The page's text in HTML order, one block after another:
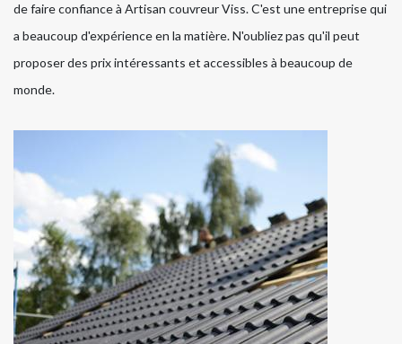
de faire confiance à Artisan couvreur Viss. C'est une entreprise qui
a beaucoup d'expérience en la matière. N'oubliez pas qu'il peut
proposer des prix intéressants et accessibles à beaucoup de
monde.